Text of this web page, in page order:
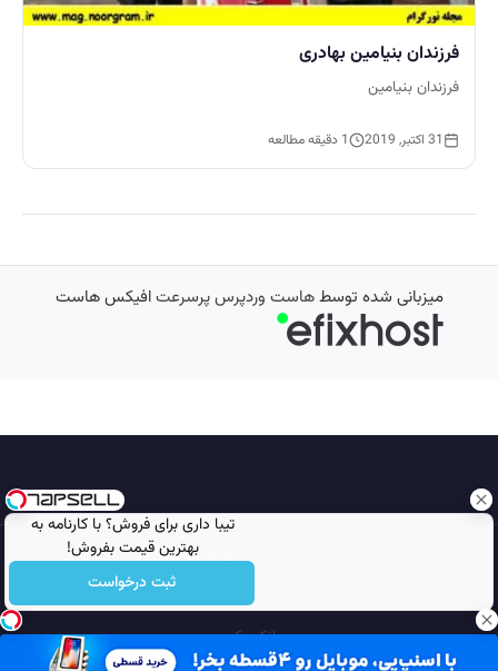
تیبا داری برای فروش؟ با کارنامه به
بهترین قیمت بفروش!
ثبت درخواست
فرزندان بنیامین بهادری
فرزندان بنیامین
31 اکتبر, 2019 1 دقیقه مطالعه
میزبانی شده توسطهاست وردپرس پرسرعتافیکس هاست
تمامی حقوق محفوظ است © 2026
مجله نورگرام
انجمن نورگرام
بانک عکس
سایت هم معنی